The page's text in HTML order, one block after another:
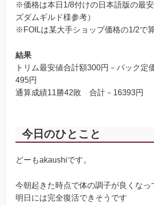
潰瘍化
潮の星、京河
グルールの芝地（FOIL）
※価格は本日1/8付けの日本語版の最
ズダムギルド様参考）
※FOILは某大手ショップ価格の1/2で
結果
トリム最安値合計額300円－パック定
495円
通算成績11勝42敗 合計－16393円
今日のひとこと
どーもakaushiです。
今朝起きた時点で体の調子が良くなっ
明日には完全復活できそうです